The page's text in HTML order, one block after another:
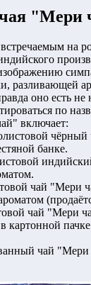
"Мери
на
разливающей
оно есть не
по
включает:
чёрный
банке.
чай "Мери
чай "Мери
картонной
чай "Мери